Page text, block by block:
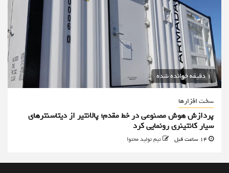
1 دقیقه خوانده شده
سخت افزارها
پردازش هوش مصنوعی در خط مقدم؛ پالانتیر از دیتاسنترهای
سیار کانتینری رونمایی کرد
تیم تولید محتوا